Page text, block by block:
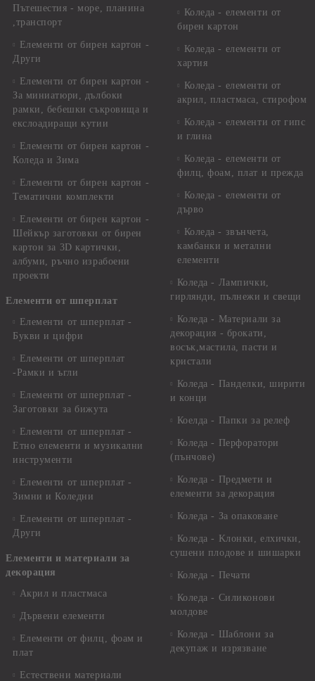
Пътешестия - море, планина
,транспорт
Елементи от бирен картон -
Други
Елементи от бирен картон -
За миниатюри, дълбоки
рамки, бебешки съкровища и
екслоадиращи кутии
Елементи от бирен картон -
Коледа и Зима
Елементи от бирен картон -
Тематични комплекти
Елементи от бирен картон -
Шейкър заготовки от бирен
картон за 3D картички,
албуми, ръчно израбоени
проекти
Елементи от шперплат
Елементи от шперплат -
Букви и цифри
Елементи от шперплат
-Рамки и ъгли
Елементи от шперплат -
Заготовки за бижута
Елементи от шперплат -
Етно елементи и музикални
инструменти
Елементи от шперплат -
Зимни и Коледни
Елементи от шперплат -
Други
Елементи и материали за
декорация
Акрил и пластмаса
Дървени елементи
Елементи от филц, фоам и
плат
Естествени материали
Коледа - елементи от
бирен картон
Коледа - елементи от
хартия
Коледа - елементи от
акрил, пластмаса, стирофом
Коледа - елементи от гипс
и глина
Коледа - елементи от
филц, фоам, плат и прежда
Коледа - елементи от
дърво
Коледа - звънчета,
камбанки и метални
елементи
Коледа - Лампички,
гирлянди, пълнежи и свещи
Коледа - Материали за
декорация - брокати,
восък,мастила, пасти и
кристали
Коледа - Панделки, ширити
и конци
Коелда - Папки за релеф
Коледа - Перфоратори
(пънчове)
Коледа - Предмети и
елементи за декорация
Коледа - За опаковане
Коледа - Kлонки, елхички,
сушени плодове и шишарки
Коледа - Печати
Коледа - Силиконови
молдове
Коледа - Шаблони за
декупаж и изрязване